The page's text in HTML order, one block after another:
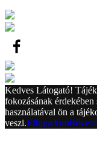
Kedves Látogató!
fokozásának
használatával ön a
veszi.Elfogadom